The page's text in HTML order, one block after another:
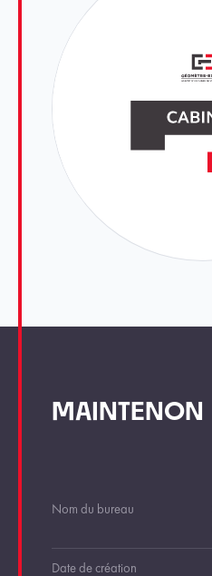
MAINTENON
Nom du bureau
Date de création